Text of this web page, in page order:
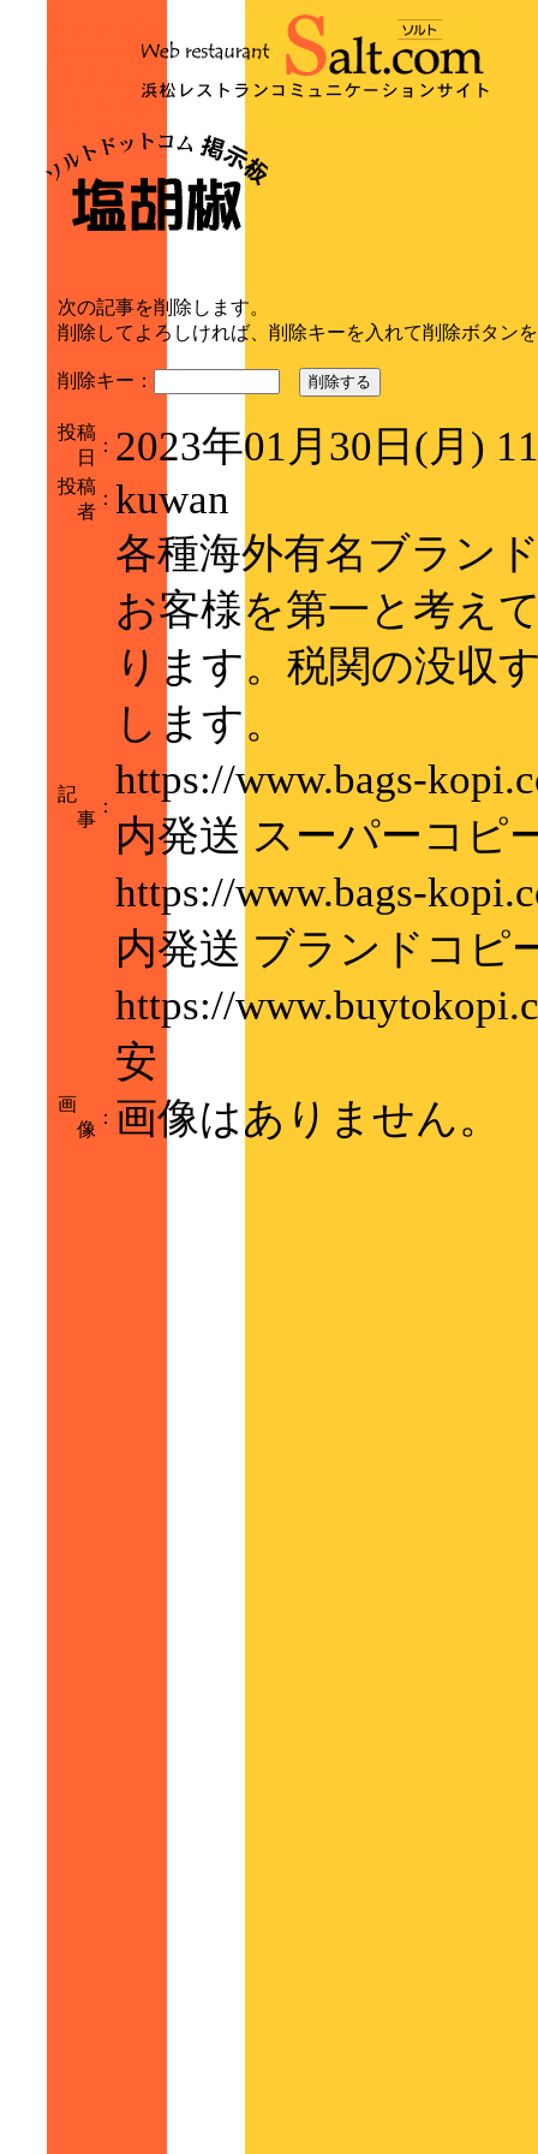
次の記事を削除します。
削除してよろしければ、削除キーを入れて削除ボタン
削除キー： 削除する
投稿
日
： 2023年01月30日(月)
投稿
者
： kuwan
記
事
：
各種海外有名ブラン
お客様を第一と考え
ります。税関の没収
します。
https://www.bags-
内発送 スーパーコピ
https://www.bags-
内発送 ブランドコピ
https://
安
画
像
： 画像はありません。